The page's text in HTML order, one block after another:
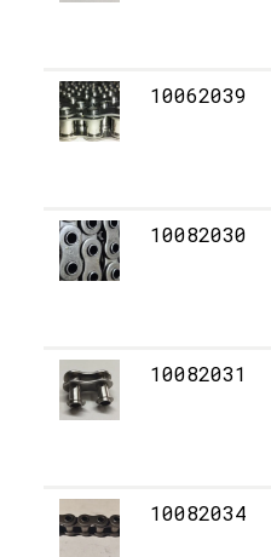
10062039
10082030
10082031
10082034